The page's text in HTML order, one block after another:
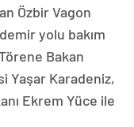
Özbir Vagon
yolu bakım
Bakan
Yaşar Karadeniz,
Ekrem Yüce ile